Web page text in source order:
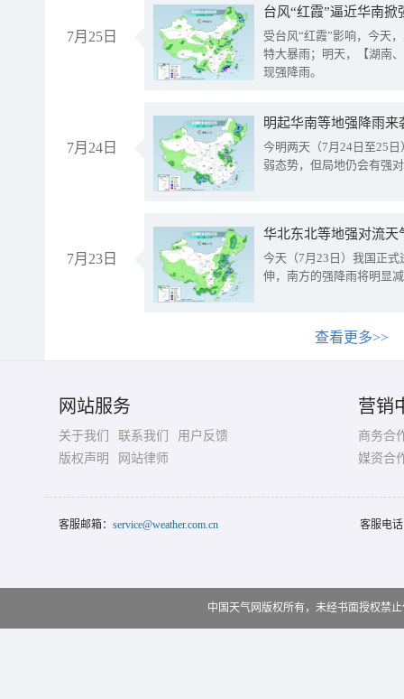
7月25日
台风“红霞”逼近华南
受台风“红霞”影响，今天
特大暴雨；明天，【湖南
现强降雨。
7月24日
明起华南等地强降雨
今明两天（7月24日至25
弱态势，但局地仍会有强
7月23日
华北东北等地强对流天
今天（7月23日）我国正
伸，南方的强降雨将明显
查看更多>>
网站服务
关于我们 联系我们
用户反馈
版权声明
网站律师
营销
商务合
媒资合
客服邮箱： service@weather.com.cn 客服电
中国天气网版权所有，未经书面授权